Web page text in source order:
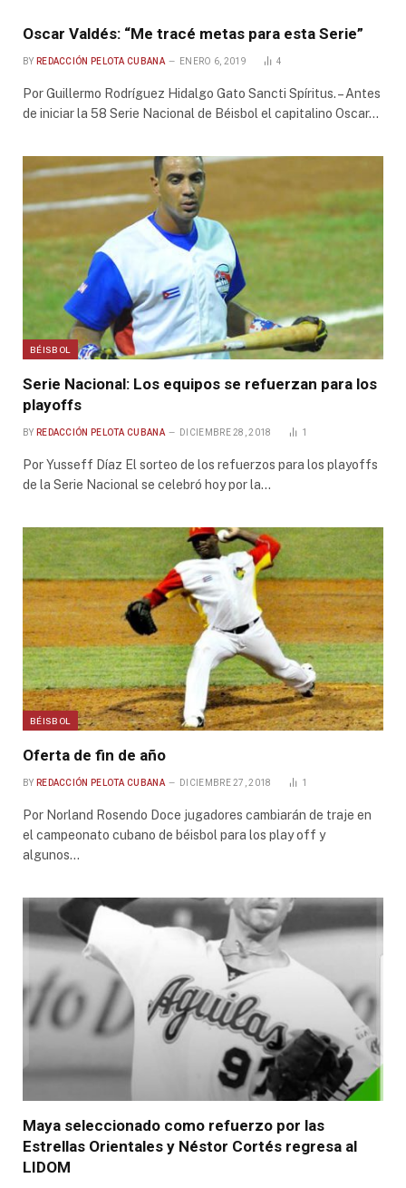
Oscar Valdés: “Me tracé metas para esta Serie”
BY REDACCIÓN PELOTA CUBANA ENERO 6, 2019 4
Por Guillermo Rodríguez Hidalgo Gato Sancti Spíritus. – Antes
de iniciar la 58 Serie Nacional de Béisbol el capitalino Oscar…
BÉISBOL
Serie Nacional: Los equipos se refuerzan para los
playoffs
BY REDACCIÓN PELOTA CUBANA DICIEMBRE 28, 2018 1
Por Yusseff Díaz El sorteo de los refuerzos para los playoffs
de la Serie Nacional se celebró hoy por la…
BÉISBOL
Oferta de fin de año
BY REDACCIÓN PELOTA CUBANA DICIEMBRE 27, 2018 1
Por Norland Rosendo Doce jugadores cambiarán de traje en
el campeonato cubano de béisbol para los play off y
algunos…
Maya seleccionado como refuerzo por las
Estrellas Orientales y Néstor Cortés regresa al
LIDOM